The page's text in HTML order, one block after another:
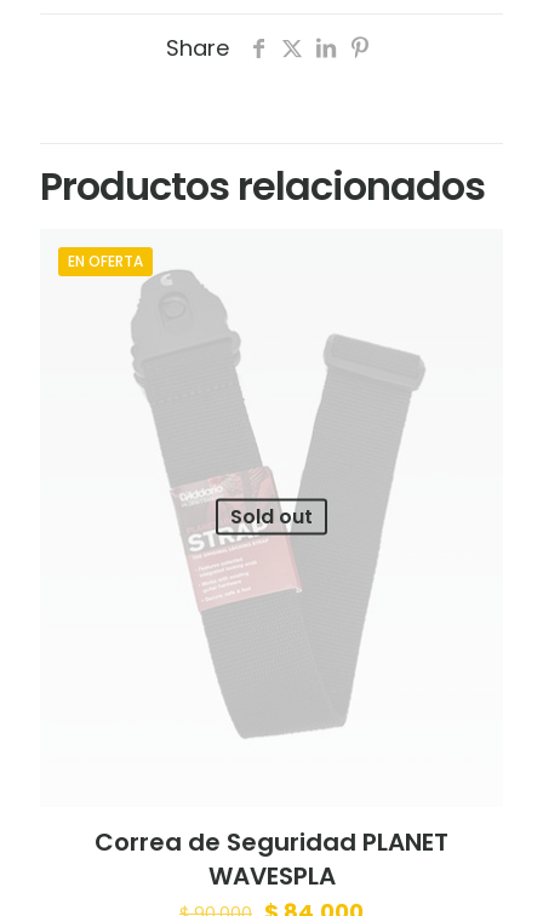
Share
Productos relacionados
EN OFERTA
Sold out
Correa de Seguridad PLANET
WAVESPLA